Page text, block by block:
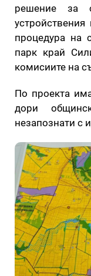
решение за
процедура на
парк край
комисиите на
По проекта
дори
незапознати с